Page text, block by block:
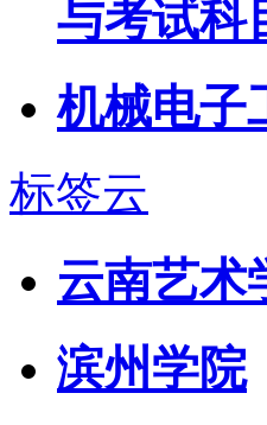
与考试科
机械电子
标签云
云南艺术
滨州学院